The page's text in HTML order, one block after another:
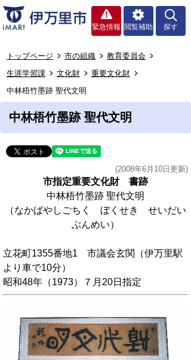
緊急情報 閲覧補助 探す
トップページ 市の組織
教育委員会
生涯学習課
文化財
重要文化財
中林梧竹墨跡 聖代文明
中林梧竹墨跡 聖代文明
(2008年6月10日更新)
市指定重要文化財 書跡
中林梧竹墨跡 聖代文明
（なかばやしごちく ぼくせき せいだい
ぶんめい）
立花町1355番地1 市議会玄関（伊万里駅
より車で10分）
昭和48年（1973）７月20日指定